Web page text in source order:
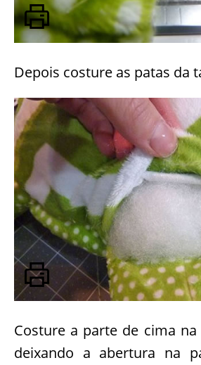
Depois costure as patas da
Costure a parte de cima
deixando a abertura na